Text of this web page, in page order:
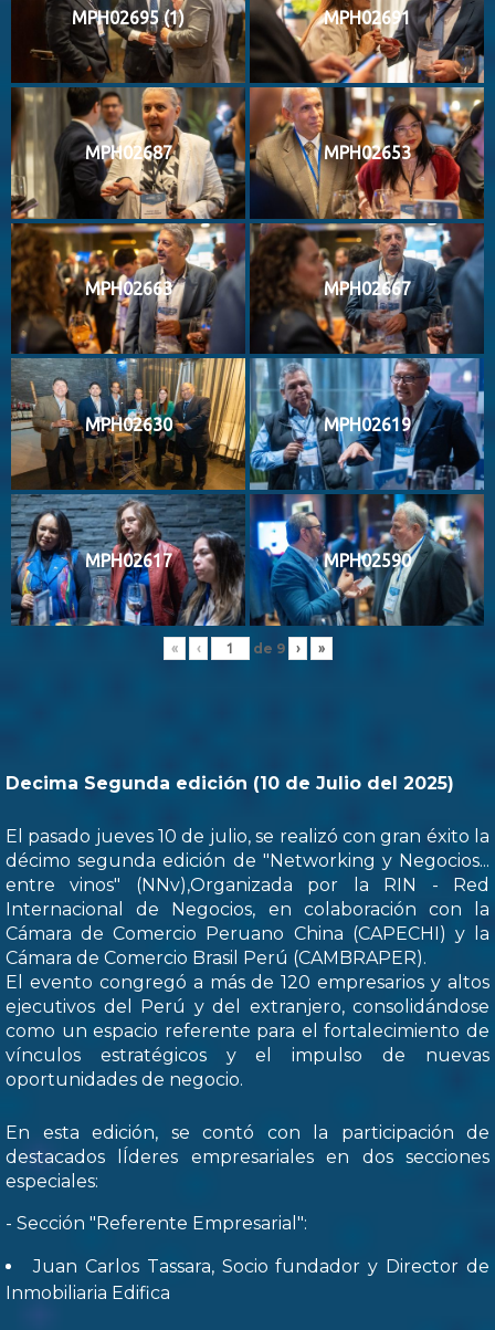
MPH02695 (1) MPH02691
MPH02687 MPH02653
MPH02663 MPH02667
MPH02630 MPH02619
MPH02617 MPH02590
« ‹ de 9 › »
Decima Segunda edición (10 de Julio del 2025)
El pasado jueves 10 de julio, se realizó con gran éxito la
décimo segunda edición de "Networking y Negocios...
entre vinos" (NNv),Organizada por la RIN - Red
Internacional de Negocios, en colaboración con la
Cámara de Comercio Peruano China (CAPECHI) y la
Cámara de Comercio Brasil Perú (CAMBRAPER).
El evento congregó a más de 120 empresarios y altos
ejecutivos del Perú y del extranjero, consolidándose
como un espacio referente para el fortalecimiento de
vínculos estratégicos y el impulso de nuevas
oportunidades de negocio.
En esta edición, se contó con la participación de
destacados lÍderes empresariales en dos secciones
especiales:
- Sección "Referente Empresarial":
Juan Carlos Tassara, Socio fundador y Director de
Inmobiliaria Edifica